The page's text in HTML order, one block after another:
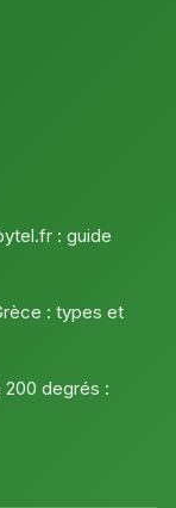
: guide
: types et
200 degrés :